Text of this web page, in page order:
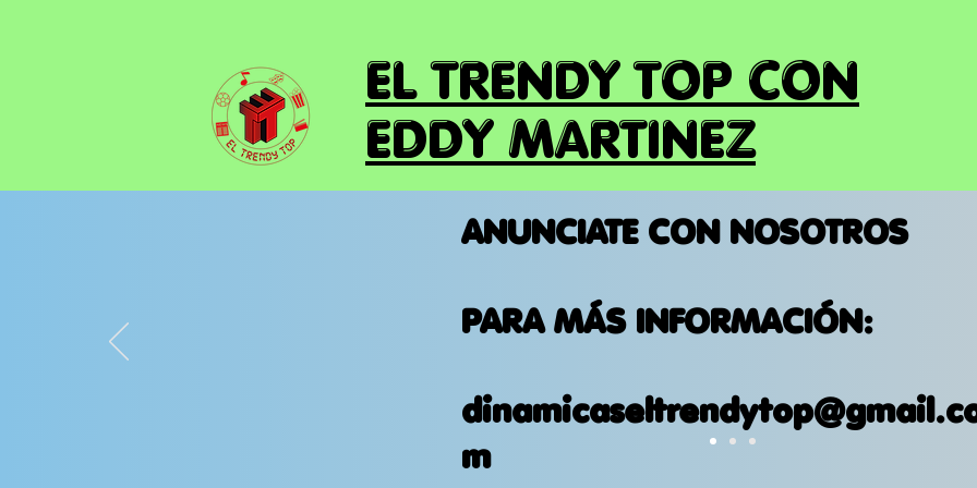
EL TRENDY TOP CON
EDDY MARTINEZ
ANUNCIATE CON NOSOTROS
PARA MÁS INFORMACIÓN:
m